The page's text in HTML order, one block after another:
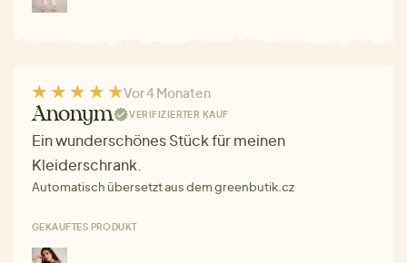
Vor 4 Monaten
Anonym VERIFIZIERTER KAUF
Ein wunderschönes Stück für meinen
Kleiderschrank.
Automatisch übersetzt aus dem greenbutik.cz
GEKAUFTES PRODUKT